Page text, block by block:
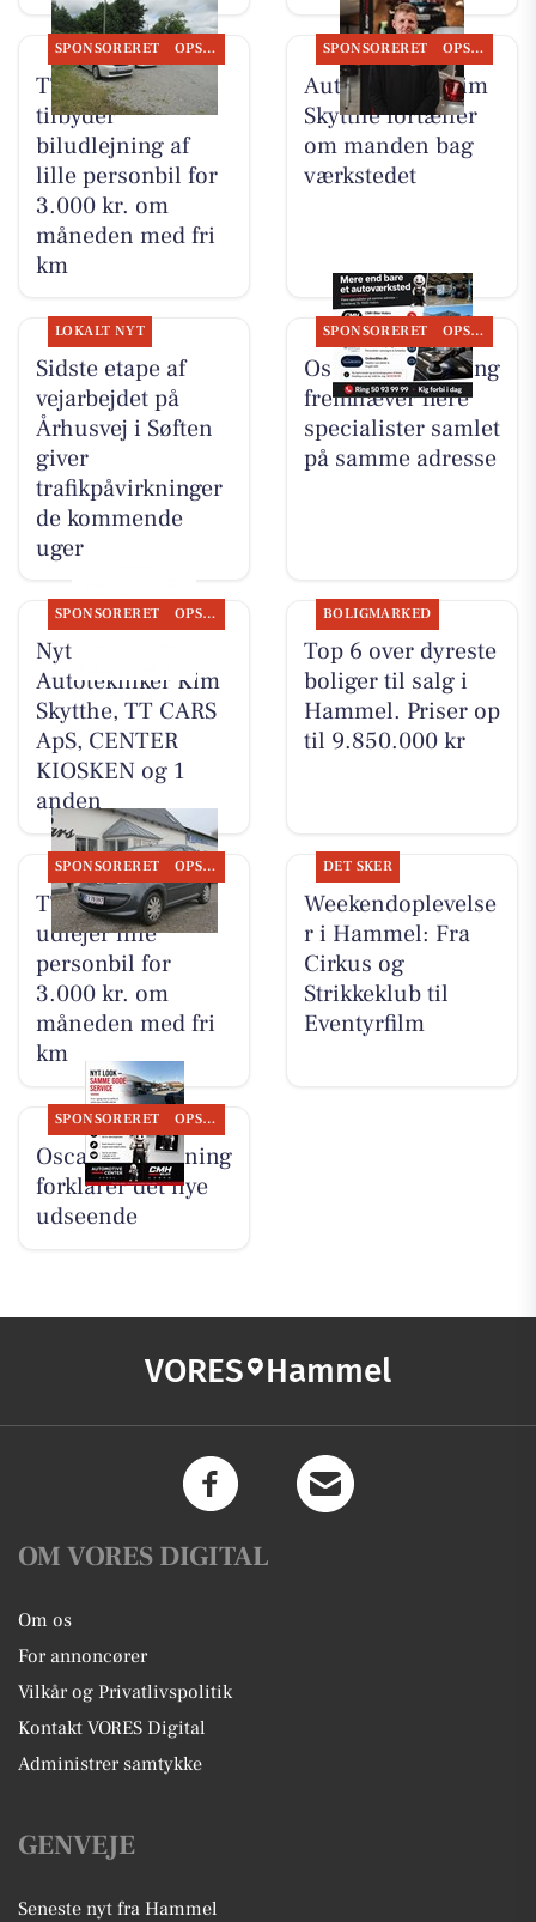
SPONSORERET OPSLAGSTAVLEN
TT CARS ApS
tilbyder
biludlejning af
lille personbil for
3.000 kr. om
måneden med fri
km
SPONSORERET OPSLAGSTAVLEN
Autotekniker Kim
Skytthe fortæller
om manden bag
værkstedet
LOKALT NYT
Sidste etape af
vejarbejdet på
Århusvej i Søften
giver
trafikpåvirkninger
de kommende
uger
SPONSORERET OPSLAGSTAVLEN
Oscar Biludlejning
fremhæver flere
specialister samlet
på samme adresse
SPONSORERET OPSLAGSTAVLEN
Nyt fra
Autotekniker Kim
Skytthe, TT CARS
ApS, CENTER
KIOSKEN og 1
anden
BOLIGMARKED
Top 6 over dyreste
boliger til salg i
Hammel. Priser op
til 9.850.000 kr
SPONSORERET OPSLAGSTAVLEN
TT CARS ApS
udlejer lille
personbil for
3.000 kr. om
måneden med fri
km
DET SKER
Weekendoplevelse
r i Hammel: Fra
Cirkus og
Strikkeklub til
Eventyrfilm
SPONSORERET OPSLAGSTAVLEN
Oscar Biludlejning
forklarer det nye
udseende
VORES Hammel
OM VORES DIGITAL
Om os
For annoncører
Vilkår og Privatlivspolitik
Kontakt VORES Digital
Administrer samtykke
GENVEJE
Seneste nyt fra Hammel